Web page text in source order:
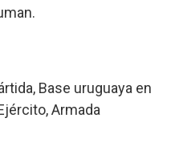
Base uruguaya en
Armada